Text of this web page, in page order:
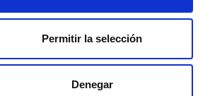
Permitir la selección
Denegar